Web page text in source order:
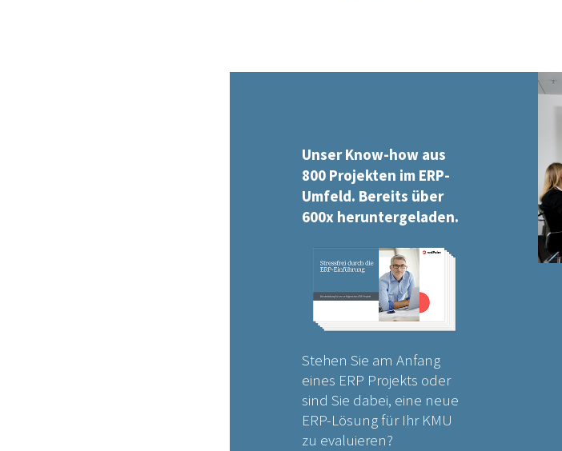
Unser Know-how aus
800 Projekten im ERP-
Umfeld. Bereits über
600x heruntergeladen.
Stehen Sie am Anfang
eines ERP Projekts oder
sind Sie dabei, eine neue
ERP-Lösung für Ihr KMU
zu evaluieren?